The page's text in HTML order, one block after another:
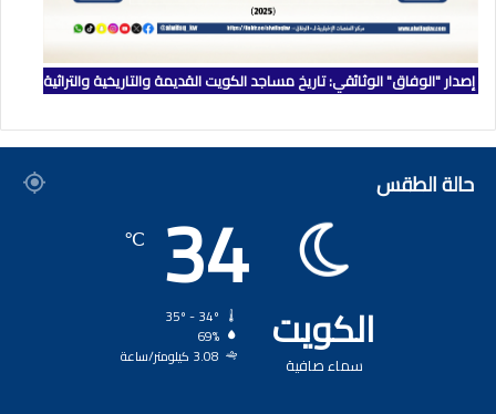
إصدار "الوفاق" الوثائقي: تاريخ مساجد الكويت القديمة والتاريخية والتراثية
حالة الطقس
الكويت
سماء صافية
34
℃
69%
3.08 كيلومتر/ساعة